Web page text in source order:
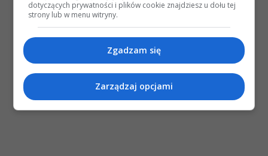
dotyczących prywatności i plików cookie znajdziesz u dołu tej
strony lub w menu witryny.
Zgadzam się
Zarządzaj opcjami